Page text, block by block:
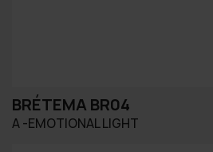
BRÉTEMA BR04
A -EMOTIONAL LIGHT